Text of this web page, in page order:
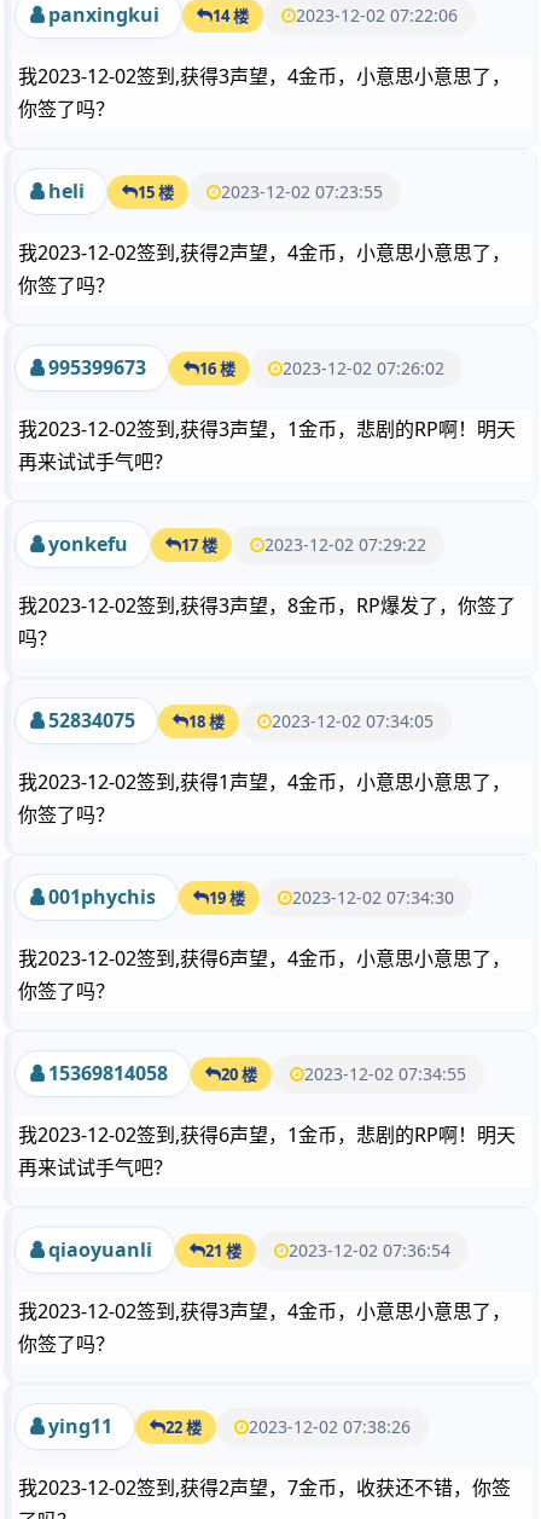
panxingkui 14 楼 2023-12-02 07:22:06
我2023-12-02签到,获得3声望，4金币，小意思小意思了，
你签了吗？
heli 15 楼 2023-12-02 07:23:55
我2023-12-02签到,获得2声望，4金币，小意思小意思了，
你签了吗？
995399673 16 楼 2023-12-02 07:26:02
我2023-12-02签到,获得3声望，1金币，悲剧的RP啊！明天
再来试试手气吧？
yonkefu 17 楼 2023-12-02 07:29:22
我2023-12-02签到,获得3声望，8金币，RP爆发了，你签了
吗？
52834075 18 楼 2023-12-02 07:34:05
我2023-12-02签到,获得1声望，4金币，小意思小意思了，
你签了吗？
001phychis 19 楼 2023-12-02 07:34:30
我2023-12-02签到,获得6声望，4金币，小意思小意思了，
你签了吗？
15369814058 20 楼 2023-12-02 07:34:55
我2023-12-02签到,获得6声望，1金币，悲剧的RP啊！明天
再来试试手气吧？
qiaoyuanli 21 楼 2023-12-02 07:36:54
我2023-12-02签到,获得3声望，4金币，小意思小意思了，
你签了吗？
ying11 22 楼 2023-12-02 07:38:26
我2023-12-02签到,获得2声望，7金币，收获还不错，你签